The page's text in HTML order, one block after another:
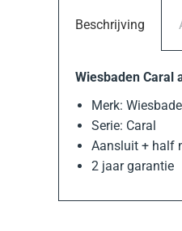
Beschrijving
Wiesbaden Caral
Merk:
Serie: Caral
Aansluit + half
2 jaar garantie